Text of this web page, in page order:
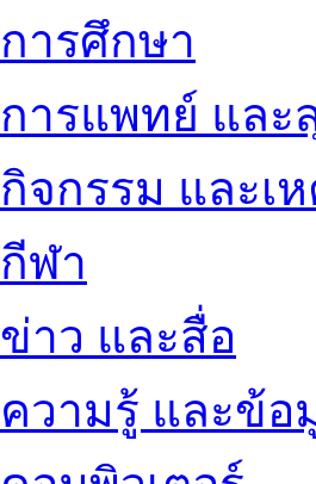
การศึกษา
การแพทย์ และ
กิจกรรม และ
กีฬา
ข่าว และสื่อ
ความรู้ และข้